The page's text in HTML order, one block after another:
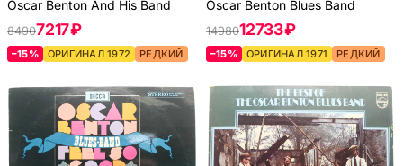
Oscar Benton And His Band
84907217 ₽
–15% ОРИГИНАЛ 1972 РЕДКИЙ
Oscar Benton Blues Band
1498012733 ₽
–15% ОРИГИНАЛ 1971 РЕДКИЙ